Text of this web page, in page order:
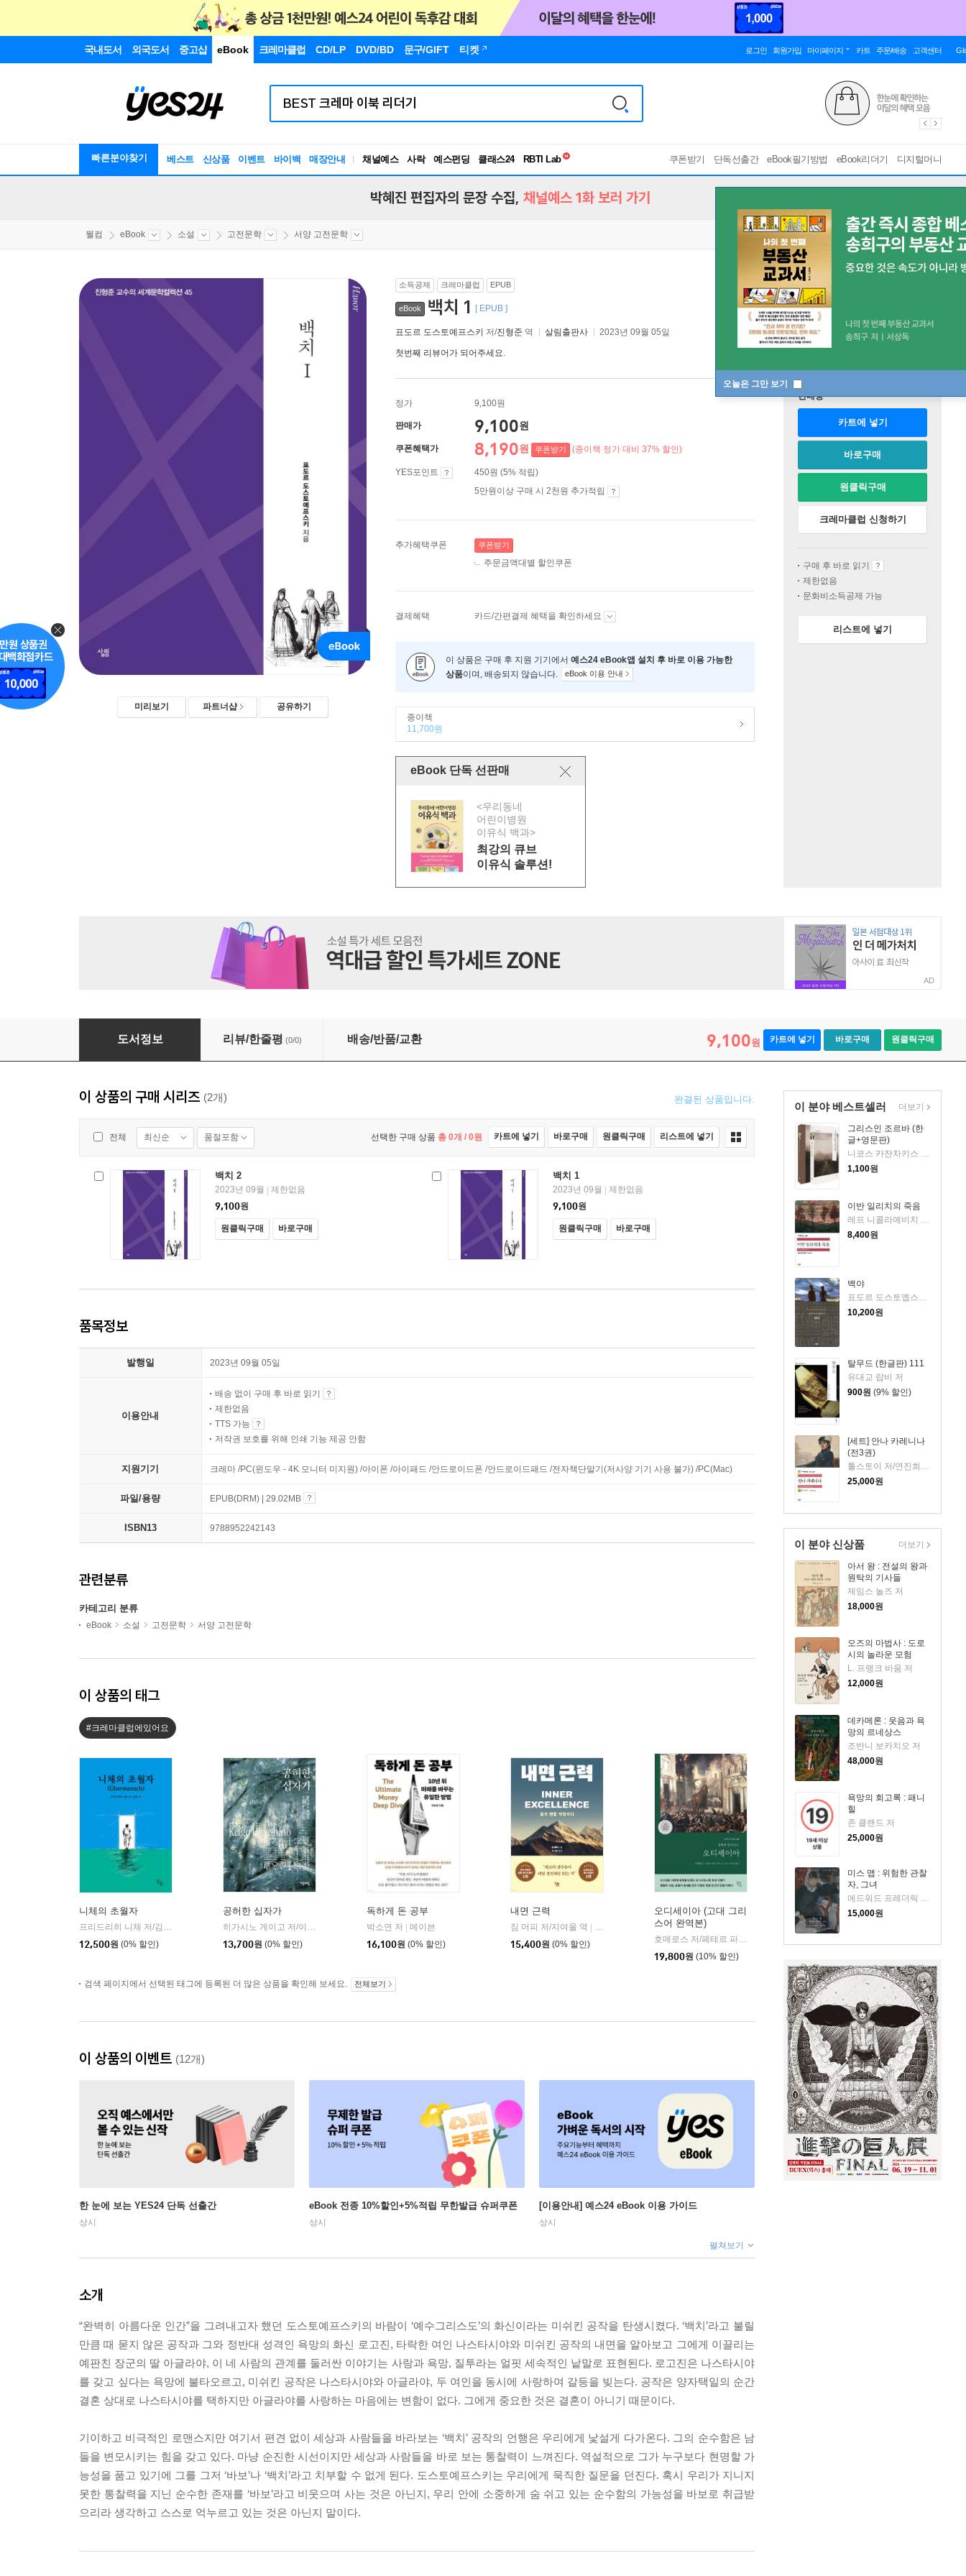
국내도서 외국도서 중고샵 eBook 크레마클럽 CD/LP DVD/BD 문구/GIFT 티켓 로그인 회원가입 마이페이지 카트 주문/배송 고객센터
빠른분야찾기 베스트 신상품 이벤트 바이백 매장안내 채널예스 사락 예스펀딩 클래스24
독서유형검사
쿠폰받기 단독선출간 eBook필기방법 eBook리더기 디지털머니
오늘은 그만 보기
박혜진 편집자의 문장 수집, 채널예스 1화 보러 가기
웰컴 eBook 소설 고전문학 서양 고전문학
미리보기 파트너샵 공유하기
소득공제 크레마클럽 EPUB
eBook 백치 1 [ EPUB ]
표도르 도스토예프스키 저/진형준 역 살림출판사 2023년 09월 05일
첫번째 리뷰어가 되어주세요.
정가 9,100원
판매가 9,100원
쿠폰혜택가 8,190원 쿠폰받기 (종이책 정가 대비 37% 할인)
YES포인트
450원 (5% 적립)
5만원이상 구매 시 2천원 추가적립
추가혜택쿠폰 쿠폰받기
주문금액대별 할인쿠폰
결제혜택 카드/간편결제 혜택을 확인하세요
이 상품은 구매 후 지원 기기에서 예스24 eBook앱 설치 후 바로 이용 가능한
상품이며, 배송되지 않습니다. eBook 이용 안내
종이책
11,700원
eBook 단독 선판매
<우리동네
어린이병원
이유식 백과>
최강의 큐브
이유식 솔루션!
판매중
카트에 넣기
바로구매
원클릭구매
크레마클럽 신청하기
구매 후 바로 읽기
제한없음
문화비소득공제 가능
리스트에 넣기
AD
도서정보 리뷰/한줄평 (0/0) 배송/반품/교환 9,100원 카트에 넣기 바로구매 원클릭구매
이 분야 베스트셀러
그리스인 조르바 (한
글+영문판)
니코스 카잔차키스 저/베스트트랜스 역
1,100원
이반 일리치의 죽음
레프 니콜라예비치 톨스토이 저/김연경 역
8,400원
백야
표도르 도스토옙스키 저/박은정 역
10,200원
탈무드 (한글판) 111
유대교 랍비 저
900원 (9% 할인)
[세트] 안나 카레니나
(전3권)
25,000원
더보기
이 분야 신상품
아서 왕 : 전설의 왕과
원탁의 기사들
제임스 놀즈 저
18,000원
오즈의 마법사 : 도로
시의 놀라운 모험
L. 프랭크 바움 저
12,000원
데카메론 : 웃음과 욕
망의 르네상스
조반니 보카치오 저
48,000원
욕망의 회고록 : 패니
힐
존 클랜드 저
25,000원
미스 맵 : 위험한 관찰
자, 그녀
15,000원
더보기
이 상품의 구매 시리즈 (2개) 완결된 상품입니다.
전체 최신순 품절포함 선택한 구매 상품 총 0개 / 0원 카트에 넣기 바로구매 원클릭구매 리스트에 넣기
백치 2
2023년 09월
제한없음
9,100원
원클릭구매 바로구매
백치 1
2023년 09월
제한없음
9,100원
원클릭구매 바로구매
품목정보
발행일 2023년 09월 05일
이용안내
배송 없이 구매 후 바로 읽기
제한없음
TTS 가능
저작권 보호를 위해 인쇄 기능 제공 안함
지원기기 크레마 /PC(윈도우 - 4K 모니터 미지원) /아이폰 /아이패드 /안드로이드폰 /안드로이드패드 /전자책단말기(저사양 기기 사용 불가) /PC(Mac)
파일/용량 EPUB(DRM) | 29.02MB
ISBN13 9788952242143
관련분류
카테고리 분류
eBook 소설 고전문학 서양 고전문학
이 상품의 태그
#크레마클럽에있어요
니체의 초월자
프리드리히 니체 저/김철 편역
12,500원 (0% 할인)
공허한 십자가
히가시노 게이고 저/이선희 역
자음과모음
13,700원 (0% 할인)
독하게 돈 공부
박소연 저
메이븐
16,100원 (0% 할인)
내면 근력
짐 머피 저/지여울 역
윌북(willbook)
15,400원 (0% 할인)
오디세이아 (고대 그리
스어 완역본)
호메로스 저/페테르 파울 루벤스 그림/박문재 역
19,800원 (10% 할인)
검색 페이지에서 선택된 태그에 등록된 더 많은 상품을 확인해 보세요. 전체보기
이 상품의 이벤트 (12개)
한 눈에 보는 YES24 단독 선출간
상시
eBook 전종 10%할인+5%적립 무한발급 슈퍼쿠폰
상시
[이용안내] 예스24 eBook 이용 가이드
상시
펼쳐보기
소개
“완벽히 아름다운 인간”을 그려내고자 했던 도스토예프스키의 바람이 ‘예수그리스도’의 화신이라는 미쉬킨 공작을 탄생시켰다. ‘백치’라고 불릴
만큼 때 묻지 않은 공작과 그와 정반대 성격인 욕망의 화신 로고진, 타락한 여인 나스타시야와 미쉬킨 공작의 내면을 알아보고 그에게 이끌리는
예판친 장군의 딸 아글라야, 이 네 사람의 관계를 둘러싼 이야기는 사랑과 욕망, 질투라는 얼핏 세속적인 낱말로 표현된다. 로고진은 나스타시야
를 갖고 싶다는 욕망에 불타오르고, 미쉬킨 공작은 나스타시야와 아글라야, 두 여인을 동시에 사랑하여 갈등을 빚는다. 공작은 양자택일의 순간
결혼 상대로 나스타시야를 택하지만 아글라야를 사랑하는 마음에는 변함이 없다. 그에게 중요한 것은 결혼이 아니기 때문이다.
기이하고 비극적인 로맨스지만 여기서 편견 없이 세상과 사람들을 바라보는 ‘백치’ 공작의 언행은 우리에게 낯설게 다가온다. 그의 순수함은 남
들을 변모시키는 힘을 갖고 있다. 마냥 순진한 시선이지만 세상과 사람들을 바로 보는 통찰력이 느껴진다. 역설적으로 그가 누구보다 현명할 가
능성을 품고 있기에 그를 그저 ‘바보’나 ‘백치’라고 치부할 수 없게 된다. 도스토예프스키는 우리에게 묵직한 질문을 던진다. 혹시 우리가 지니지
못한 통찰력을 지닌 순수한 존재를 ‘바보’라고 비웃으며 사는 것은 아닌지, 우리 안에 소중하게 숨 쉬고 있는 순수함의 가능성을 바보로 취급받
으리라 생각하고 스스로 억누르고 있는 것은 아닌지 말이다.